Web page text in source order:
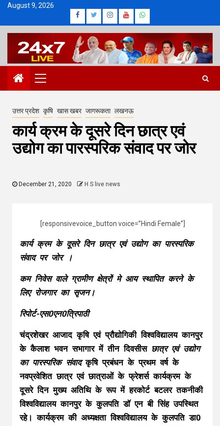
Skip
content
August 9, 2026
Facebook
Twitter
Instagram
Youtube
Whatsapp
Primary
Menu
उत्तर प्रदेश कृषि खास खबर जागरूकता लखनऊ
कार्य क्रम के दूसरे दिन छात्र एवं
उद्योग का पारस्परिक संवाद पर जोर
December 21, 2020 H S live news
[responsivevoice_button voice=”Hindi Female”]
कार्य क्रम के दूसरे दिन छात्र एवं उद्योग का पारस्परिक
संवाद पर जोर ।
कम निवेस वाले ग्रामीण क्षेत्रों मे आय स्थापित करने के
लिए रोजगार का सृजन।
रिपोर्ट-एस0एन0त्रिपाठी
चंद्रशेखर आजाद कृषि एवं प्रौद्योगिकी विश्वविद्यालय कानपुर
के कैलाश भवन सभागार में तीन दिवसीस छात्र एवं उद्योग
का पारस्परिक संवादकृषि प्रबंधन के प्रथम वर्ष के
नवप्रवेशित छात्र एवं छात्राओं के फ्रेशर्स कार्यक्रम के
दूसरे दिन मुख्य अतिथि के रूप में हरकोर्ट बटलर तकनीकी
विश्वविद्यालय कानपुर के कुलपति डॉ एन बी सिंह उपस्थित
रहे। कार्यक्रम की अध्यक्षता विश्वविद्यालय के कुलपति डा0